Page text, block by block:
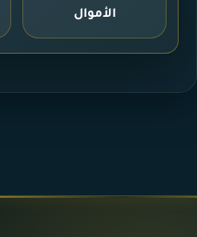
الأموال